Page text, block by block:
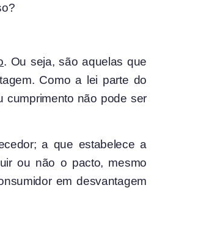
. Ou seja, são aquelas que
Como a lei parte do
cumprimento não pode ser
a que estabelece a
ou não o pacto, mesmo
em desvantagem